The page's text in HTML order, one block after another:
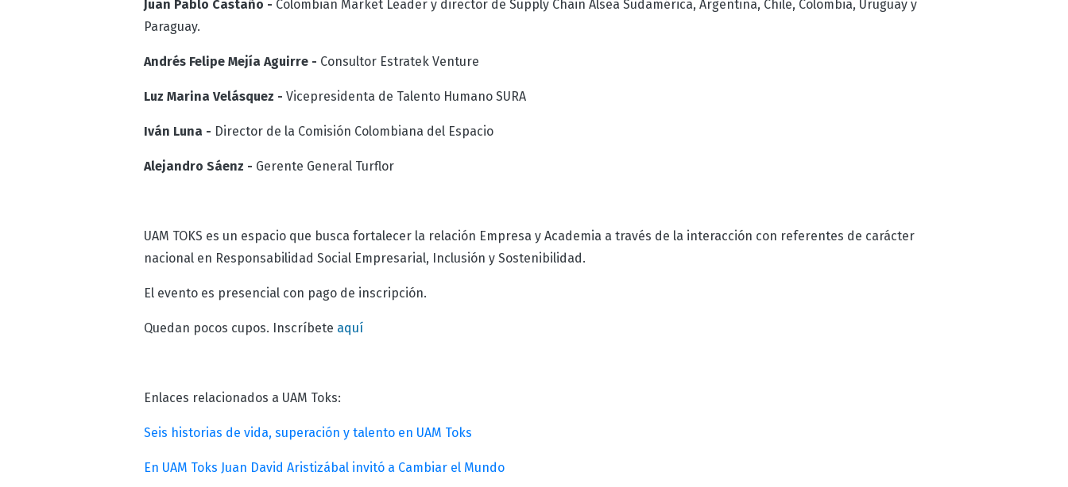
Juan Pablo Castaño - Colombian Market Leader y director de Supply Chain Alsea Sudamérica, Argentina, Chile, Colombia, Uruguay y
Paraguay.
Andrés Felipe Mejía Aguirre - Consultor Estratek Venture
Luz Marina Velásquez - Vicepresidenta de Talento Humano SURA
Iván Luna - Director de la Comisión Colombiana del Espacio
Alejandro Sáenz - Gerente General Turflor
UAM TOKS es un espacio que busca fortalecer la relación Empresa y Academia a través de la interacción con referentes de carácter
nacional en Responsabilidad Social Empresarial, Inclusión y Sostenibilidad.
El evento es presencial con pago de inscripción.
Quedan pocos cupos. Inscríbete aquí
Enlaces relacionados a UAM Toks:
Seis historias de vida, superación y talento en UAM Toks
En UAM Toks Juan David Aristizábal invitó a Cambiar el Mundo